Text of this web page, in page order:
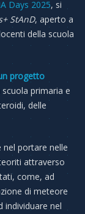
Days 2025, si
StAnD, aperto a
della scuola
progetto
primaria e
delle
portare nelle
attraverso
come, ad
di meteore
individuare nel